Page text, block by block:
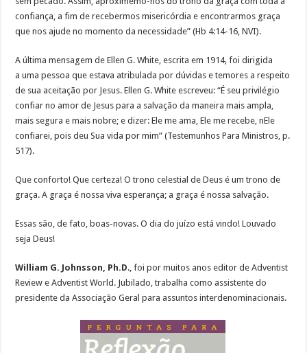
confiança, a fim de recebermos misericórdia e encontrarmos graça
que nos ajude no momento da necessidade” (Hb 4:14-16, NVI).
A última mensagem de Ellen G. White, escrita em 1914, foi dirigida
a uma pessoa que estava atribulada por dúvidas e temores a respeito
de sua aceitação por Jesus. Ellen G. White escreveu: “É seu privilégio
confiar no amor de Jesus para a salvação da maneira mais ampla,
mais segura e mais nobre; e dizer: Ele me ama, Ele me recebe, nEle
confiarei, pois deu Sua vida por mim” (Testemunhos Para Ministros, p.
517).
Que conforto! Que certeza! O trono celestial de Deus é um trono de
graça. A graça é nossa viva esperança; a graça é nossa salvação.
Essas são, de fato, boas-novas. O dia do juízo está vindo! Louvado
seja Deus!
William G. Johnsson, Ph.D., foi por muitos anos editor de Adventist
Review e Adventist World. Jubilado, trabalha como assistente do
presidente da Associação Geral para assuntos interdenominacionais.